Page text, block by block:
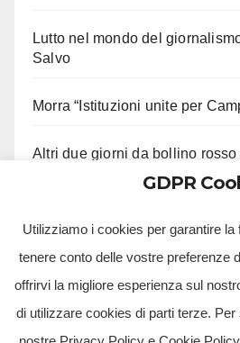
Lutto nel mondo del
Salvo
Morra “Istituzioni unite per
Altri due giorni da bollino rosso
GDPR
Utilizziamo i cookies per garantire la
tenere conto delle vostre preferenze
offrirvi la migliore esperienza sul
di utilizzare cookies di parti terze.